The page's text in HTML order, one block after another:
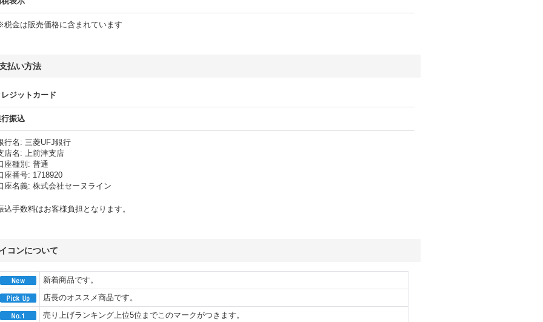
金は販売価格に含まれています
払い方法
ジットカード
振込
行名 : 三菱UFJ銀行
店名 : 上前津支店
座種別 : 普通
座番号: 1718920
座名義: 株式会社セーヌライン
込手数料はお客様負担となります。
コンについて
新着商品です。
店長のオススメ商品です。
売り上げランキング上位5位までこのマークがつきます。